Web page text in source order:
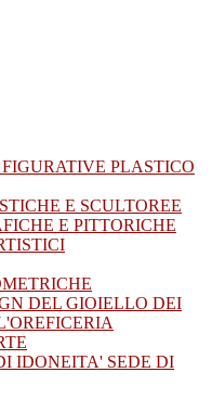
PLASTICO
E SCULTOREE
E PITTORICHE
DEL GIOIELLO DEI
IDONEITA' SEDE DI